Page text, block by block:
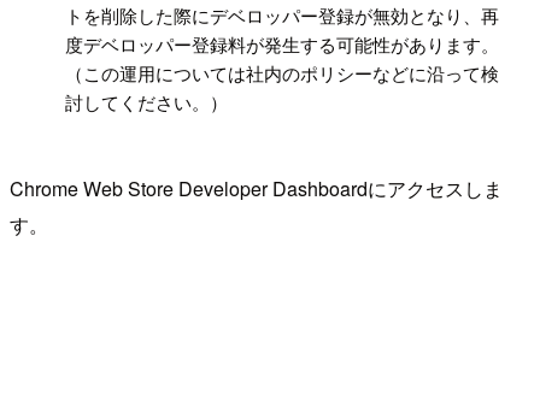
トを削除した際にデベロッパー登録が無効となり、再
度デベロッパー登録料が発生する可能性があります。
（この運用については社内のポリシーなどに沿って検
討してください。）
Chrome Web Store Developer Dashboardにアクセスしま
す。